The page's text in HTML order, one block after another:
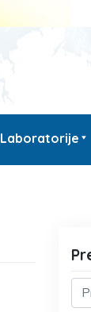
Laboratorije